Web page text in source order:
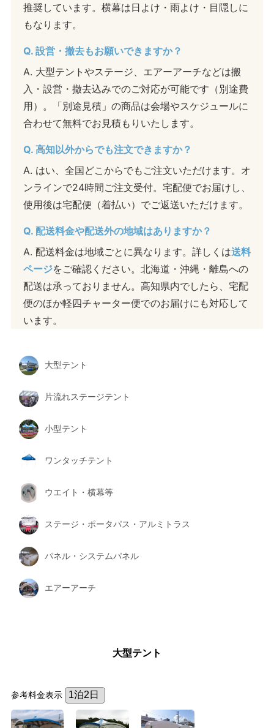
推奨しています。横幕は日よけ・雨よけ・目隠しに
もなります。
Q. 設営・撤去もお願いできますか？
A. 大型テントやステージ、エアーアーチなどは搬
入・設営・撤去込みでのご対応が可能です（別途費
用）。「別途見積」の商品は会場やスケジュールに
合わせて無料でお見積もりいたします。
Q. 高知以外からでも注文できますか？
A. はい、全国どこからでもご注文いただけます。オ
ンラインで24時間ご注文受付。宅配便でお届けし、
使用後は宅配便（着払い）でご返送いただけます。
Q. 配送料金や配送外の地域はありますか？
A. 配送料金は地域ごとに異なります。詳しくは送料
ページをご確認ください。北海道・沖縄・離島への
配送は承っておりません。高知県内でしたら、宅配
便のほか軽四チャーター便でのお届けにも対応して
います。
大型テント
片流れステージテント
小型テント
ワンタッチテント
ウエイト・横幕等
ステージ・ポータパス・アルミトラス
パネル・システムパネル
エアーアーチ
大型テント
参考料金表示